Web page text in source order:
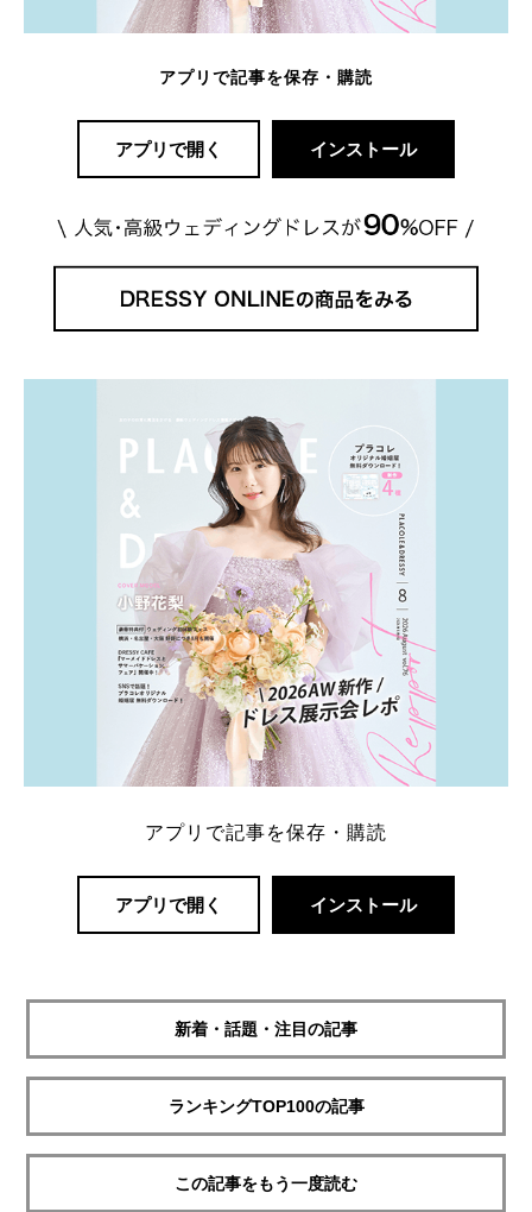
アプリで記事を保存・購読
アプリで開く インストール
アプリで記事を保存・購読
アプリで開く インストール
新着・話題・注目の記事
ランキングTOP100の記事
この記事をもう一度読む